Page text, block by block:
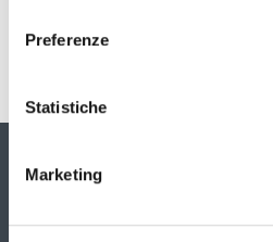
Preferenze
Statistiche
Marketing